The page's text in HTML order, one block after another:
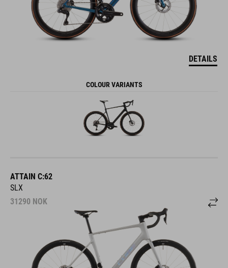
DETAILS
COLOUR VARIANTS
ATTAIN C:62
SLX
31290 NOK